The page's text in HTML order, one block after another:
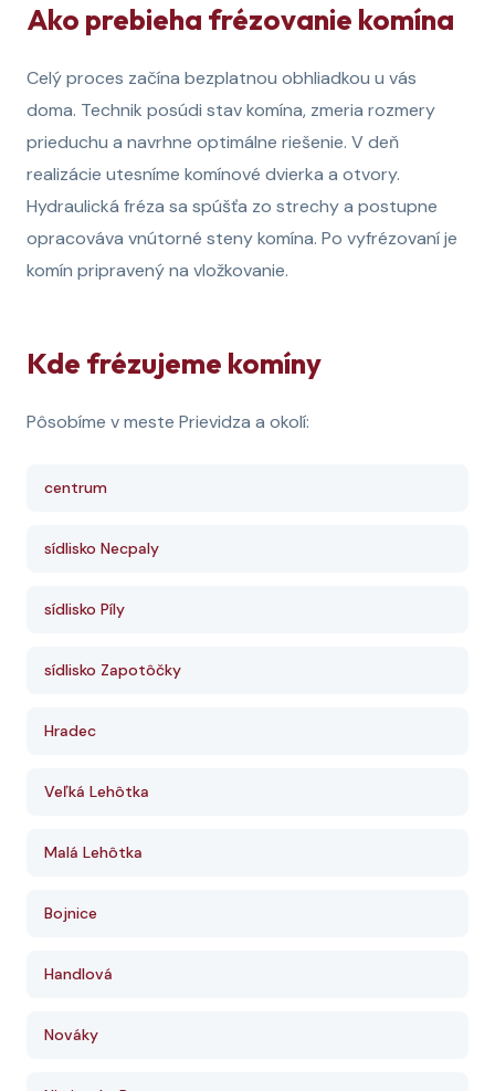
Ako prebieha frézovanie komína
Celý proces začína bezplatnou obhliadkou u vás
doma. Technik posúdi stav komína, zmeria rozmery
prieduchu a navrhne optimálne riešenie. V deň
realizácie utesníme komínové dvierka a otvory.
Hydraulická fréza sa spúšťa zo strechy a postupne
opracováva vnútorné steny komína. Po vyfrézovaní je
komín pripravený na vložkovanie.
Kde frézujeme komíny
Pôsobíme v meste Prievidza a okolí:
centrum
sídlisko Necpaly
sídlisko Píly
sídlisko Zapotôčky
Hradec
Veľká Lehôtka
Malá Lehôtka
Bojnice
Handlová
Nováky